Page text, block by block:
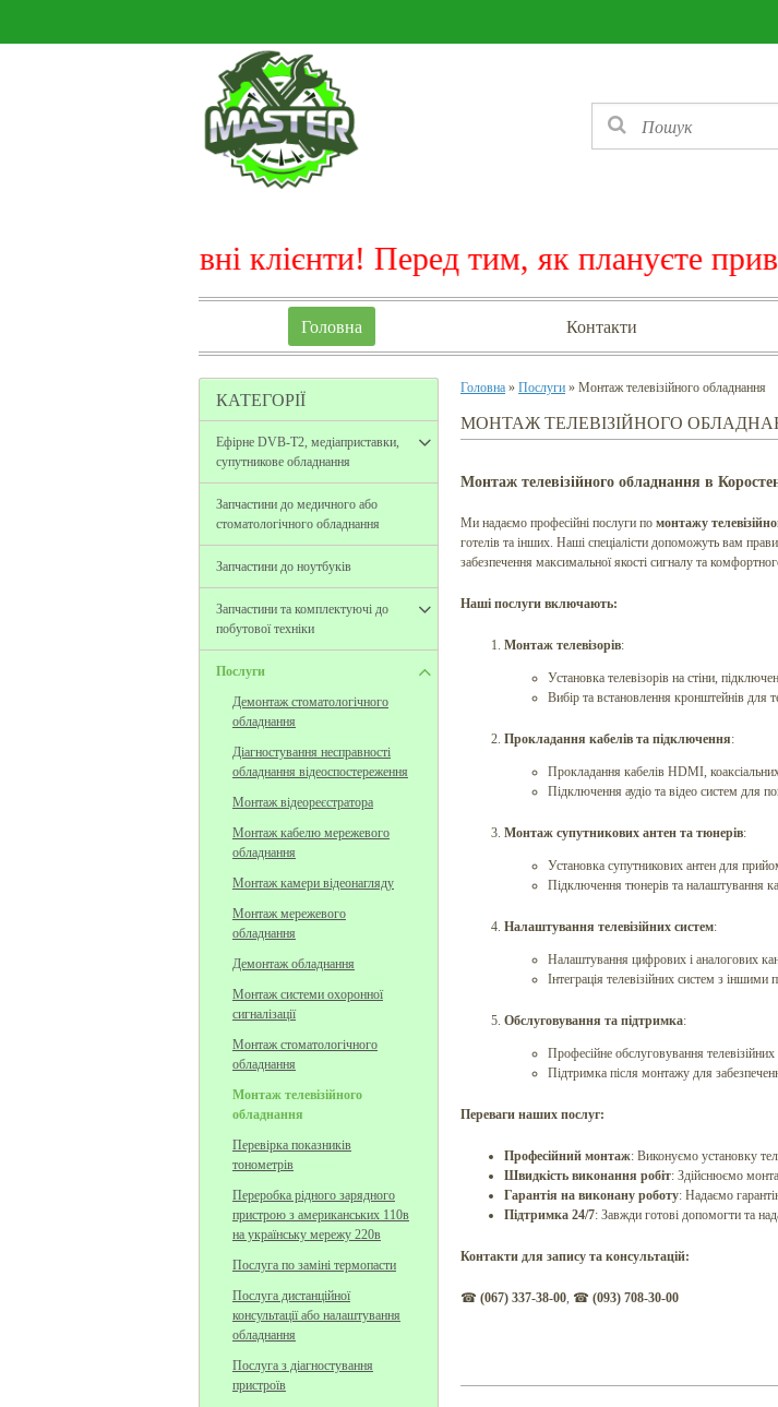
Шановні клієнти! Перед тим, як плануєте привезти
Головна Контакти
КАТЕГОРІЇ
Ефірне DVB-T2, медіаприставки,
супутникове обладнання
Запчастини до медичного або
стоматологічного обладнання
Запчастини до ноутбуків
Запчастини та комплектуючі до
побутової техніки
Послуги
Демонтаж стоматологічного
обладнання
Діагностування несправності
обладнання відеоспостереження
Монтаж відеореєстратора
Монтаж кабелю мережевого
обладнання
Монтаж камери відеонагляду
Монтаж мережевого
обладнання
Демонтаж обладнання
Монтаж системи охоронної
сигналізації
Монтаж стоматологічного
обладнання
Монтаж телевізійного
обладнання
Перевірка показників
тонометрів
Переробка рідного зарядного
пристрою з американських 110в
на українську мережу 220в
Поcлуга по заміні термопасти
Послуга дистанційної
консультації або налаштування
обладнання
Послуга з діагностування
пристроїв
Головна » Послуги » Монтаж телевізійного обладнання
МОНТАЖ ТЕЛЕВІЗІЙНОГО
Монтаж телевізійного обладнання в
Ми надаємо професійні послуги по монтажу
готелів та інших. Наші спеціалісти допоможуть вам
забезпечення максимальної якості сигналу та
Наші послуги включають:
Монтаж телевізорів:
Установка телевізорів на стіни,
Вибір та встановлення кронштейнів для
Прокладання кабелів та підключення:
Прокладання кабелів HDMI,
Підключення аудіо та відео систем для
Монтаж супутникових антен та тюнерів:
Установка супутникових антен для
Підключення тюнерів та налаштування
Налаштування телевізійних систем:
Налаштування цифрових і аналогових
Інтеграція телевізійних систем з
Обслуговування та підтримка:
Професійне обслуговування
Підтримка після монтажу для
Переваги наших послуг:
Професійний монтаж: Виконуємо установку
Швидкість виконання робіт: Здійснюємо
Гарантія на виконану роботу: Надаємо
Підтримка 24/7: Завжди готові допомогти та
Контакти для запису та консультацій:
☎ (067) 337-38-00, ☎ (093) 708-30-00